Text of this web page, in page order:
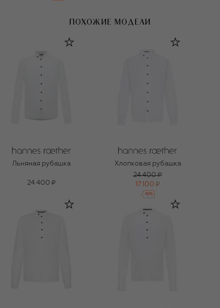
ПОХОЖИЕ МОДЕЛИ
Льняная рубашка
24 400 ₽
Хлопковая рубашка
24 400 ₽
17 100 ₽
-30%